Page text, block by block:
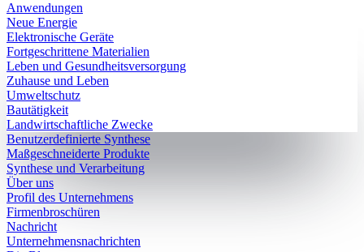
Anwendungen
Neue Energie
Elektronische Geräte
Fortgeschrittene Materialien
Leben und Gesundheitsversorgung
Zuhause und Leben
Umweltschutz
Bautätigkeit
Landwirtschaftliche Zwecke
Benutzerdefinierte Synthese
Maßgeschneiderte Produkte
Synthese und Verarbeitung
Über uns
Profil des Unternehmens
Firmenbroschüren
Nachricht
Unternehmensnachrichten